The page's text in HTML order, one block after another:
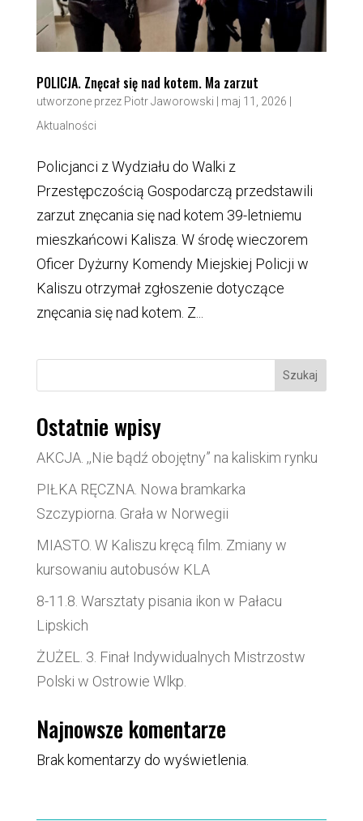
POLICJA. Znęcał się nad kotem. Ma zarzut
utworzone przez Piotr Jaworowski maj 11, 2026
Aktualności
Policjanci z Wydziału do Walki z
Przestępczością Gospodarczą przedstawili
zarzut znęcania się nad kotem 39-letniemu
mieszkańcowi Kalisza. W środę wieczorem
Oficer Dyżurny Komendy Miejskiej Policji w
Kaliszu otrzymał zgłoszenie dotyczące
znęcania się nad kotem. Z...
Szukaj
Ostatnie wpisy
AKCJA. ,,Nie bądź obojętny” na kaliskim rynku
PIŁKA RĘCZNA. Nowa bramkarka
Szczypiorna. Grała w Norwegii
MIASTO. W Kaliszu kręcą film. Zmiany w
kursowaniu autobusów KLA
8-11.8. Warsztaty pisania ikon w Pałacu
Lipskich
ŻUŻEL. 3. Finał Indywidualnych Mistrzostw
Polski w Ostrowie Wlkp.
Najnowsze komentarze
Brak komentarzy do wyświetlenia.